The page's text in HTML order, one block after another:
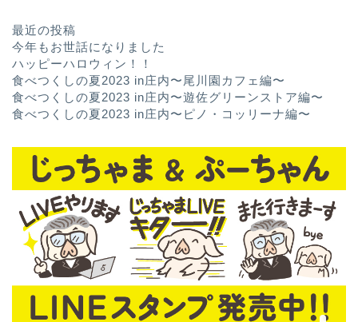
最近の投稿
今年もお世話になりました
ハッピーハロウィン！！
食べつくしの夏2023 in庄内〜尾川園カフェ編〜
食べつくしの夏2023 in庄内〜遊佐グリーンストア編〜
食べつくしの夏2023 in庄内〜ピノ・コッリーナ編〜
ホーム
お問い合わせ